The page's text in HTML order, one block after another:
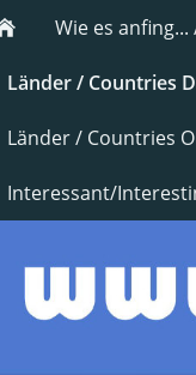
Wie es
Länder / Countries D
Länder / Countries O
Interessant/